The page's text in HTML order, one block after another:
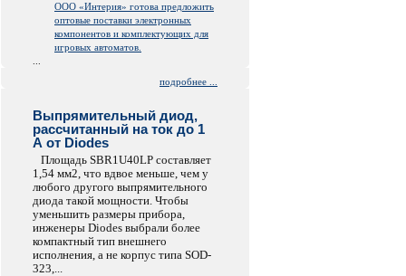
ООО «Интерия» готова предложить
оптовые поставки электронных
компонентов и комплектующих для
игровых автоматов.
подробнее ...
Выпрямительный диод,
рассчитанный на ток до 1
А от Diodes
Площадь SBR1U40LP составляет
1,54 мм2, что вдвое меньше, чем у
любого другого выпрямительного
диода такой мощности. Чтобы
уменьшить размеры прибора,
инженеры Diodes выбрали более
компактный тип внешнего
исполнения, а не корпус типа SOD-
323,...